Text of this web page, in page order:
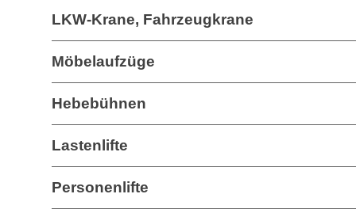
LKW-Krane, Fahrzeugkrane
Möbelaufzüge
Hebebühnen
Lastenlifte
Personenlifte